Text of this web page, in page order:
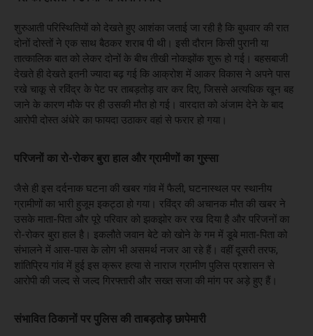
शुरुआती परिस्थितियों को देखते हुए आशंका जताई जा रही है कि बुधवार की रात
दोनों दोस्तों ने एक साथ बैठकर शराब पी थी। इसी दौरान किसी पुरानी या
तात्कालिक बात को लेकर दोनों के बीच तीखी नोकझोंक शुरू हो गई। बहसबाजी
देखते ही देखते इतनी ज्यादा बढ़ गई कि आक्रोश में आकर विकास ने अपने पास
रखे चाकू से रविंद्र के पेट पर ताबड़तोड़ वार कर दिए, जिससे अत्यधिक खून बह
जाने के कारण मौके पर ही उसकी मौत हो गई। वारदात को अंजाम देने के बाद
आरोपी दोस्त अंधेरे का फायदा उठाकर वहां से फरार हो गया।
परिजनों का रो-रोकर बुरा हाल और ग्रामीणों का गुस्सा
जैसे ही इस दर्दनाक घटना की खबर गांव में फैली, घटनास्थल पर स्थानीय
ग्रामीणों का भारी हुजूम इकट्ठा हो गया। रविंद्र की अचानक मौत की खबर ने
उसके माता-पिता और पूरे परिवार को झकझोर कर रख दिया है और परिजनों का
रो-रोकर बुरा हाल है। इकलौते जवान बेटे को खोने के गम में डूबे माता-पिता को
संभालने में आस-पास के लोग भी असमर्थ नजर आ रहे हैं। वहीं दूसरी तरफ,
शांतिप्रिय गांव में हुई इस क्रूर हत्या से नाराज ग्रामीण पुलिस प्रशासन से
आरोपी की जल्द से जल्द गिरफ्तारी और सख्त सजा की मांग पर अड़े हुए हैं।
संभावित ठिकानों पर पुलिस की ताबड़तोड़ छापेमारी